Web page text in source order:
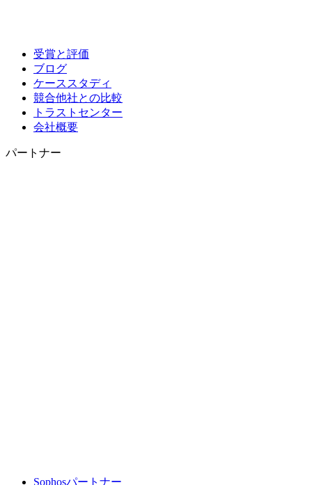
受賞と評価
ブログ
ケーススタディ
競合他社との比較
トラストセンター
会社概要
パートナー
Sophosパートナー